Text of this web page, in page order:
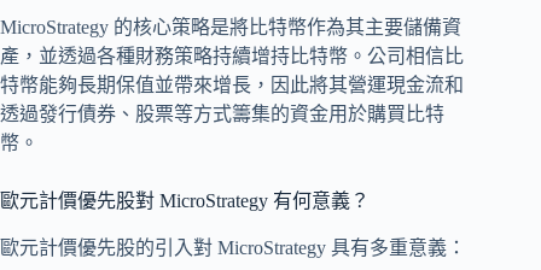
MicroStrategy 的核心策略是將比特幣作為其主要儲備資
產，並透過各種財務策略持續增持比特幣。公司相信比
特幣能夠長期保值並帶來增長，因此將其營運現金流和
透過發行債券、股票等方式籌集的資金用於購買比特
幣。
歐元計價優先股對 MicroStrategy 有何意義？
歐元計價優先股的引入對 MicroStrategy 具有多重意義：